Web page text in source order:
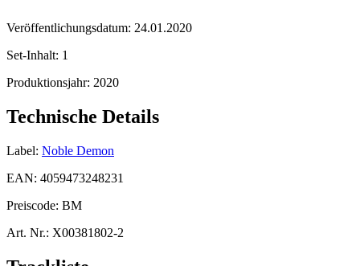
Veröffentlichungsdatum: 24.01.2020
Set-Inhalt: 1
Produktionsjahr: 2020
Technische Details
Label: Noble Demon
EAN: 4059473248231
Preiscode: BM
Art. Nr.: X00381802-2